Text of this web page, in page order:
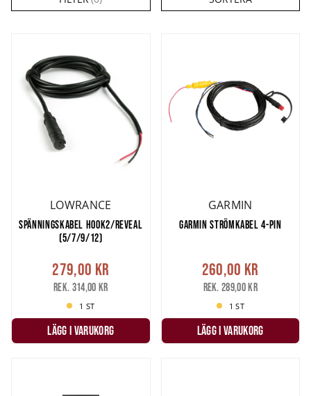
vilket gör det viktigt att skydda din skärm.
Lowrance Hook Reveal
därför viktigt att köpa till.
Hittar du inte ett tillbehör som du är ute efter så hör av dig till vår
kundservice så ska vi försöka lösa det!
LOWRANCE
SPÄNNINGSKABEL HOOK2/REVEAL
(5/7/9/12)
279,00 kr
Rek. 314,00 kr
1 ST
LÄGG I VARUKORG
GARMIN
GARMIN STRÖMKABEL 4-PIN
260,00 kr
Rek. 289,00 kr
1 ST
LÄGG I VARUKORG